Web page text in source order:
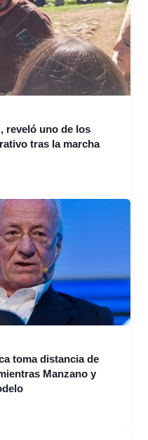
reveló uno de los
tras la marcha
toma distancia de
Manzano y